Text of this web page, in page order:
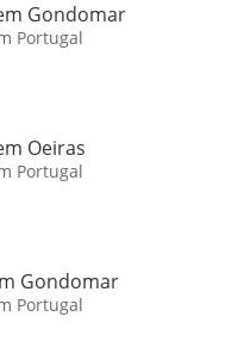
Gondomar
Portugal
Oeiras
Portugal
Gondomar
Portugal